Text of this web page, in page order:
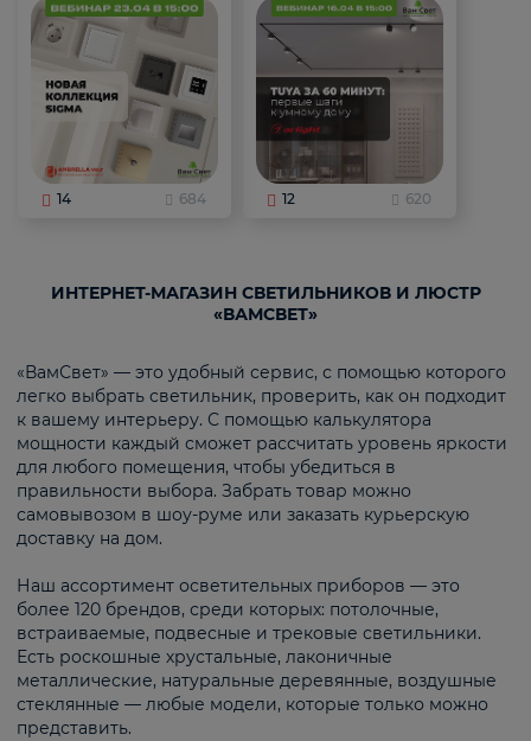
14 684 12 620
ИНТЕРНЕТ-МАГАЗИН СВЕТИЛЬНИКОВ И ЛЮСТР
«ВАМСВЕТ»
«ВамСвет» — это удобный сервис, с помощью которого
легко выбрать светильник, проверить, как он подходит
к вашему интерьеру. С помощью калькулятора
мощности каждый сможет рассчитать уровень яркости
для любого помещения, чтобы убедиться в
правильности выбора. Забрать товар можно
самовывозом в шоу-руме или заказать курьерскую
доставку на дом.
Наш ассортимент осветительных приборов — это
более 120 брендов, среди которых: потолочные,
встраиваемые, подвесные и трековые светильники.
Есть роскошные хрустальные, лаконичные
металлические, натуральные деревянные, воздушные
стеклянные — любые модели, которые только можно
представить.